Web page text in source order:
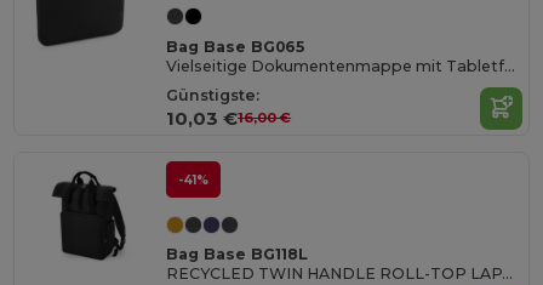
Bag Base BG065
Vielseitige Dokumentenmappe mit Tabletfach
Günstigste:
10,03 €16,00 €
-41%
Bag Base BG118L
RECYCLED TWIN HANDLE ROLL-TOP LAPTOP BACKPACK